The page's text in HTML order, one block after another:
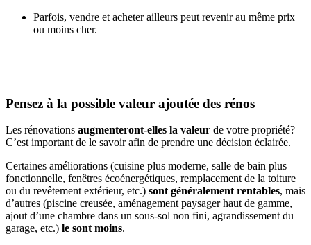
Parfois, vendre et acheter ailleurs peut revenir au même prix
ou moins cher.
Pensez à la possible valeur ajoutée des rénos
Les rénovations augmenteront-elles la valeur de votre propriété?
C’est important de le savoir afin de prendre une décision éclairée.
Certaines améliorations (cuisine plus moderne, salle de bain plus
fonctionnelle, fenêtres écoénergétiques, remplacement de la toiture
ou du revêtement extérieur, etc.) sont généralement rentables, mais
d’autres (piscine creusée, aménagement paysager haut de gamme,
ajout d’une chambre dans un sous-sol non fini, agrandissement du
garage, etc.) le sont moins.